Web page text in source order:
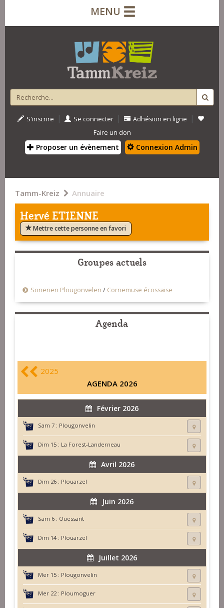
MENU
S'inscrire | Se connecter | Adhésion en ligne |
Faire un don
Proposer un évènement Connexion Admin
Tamm-Kreiz Annuaire
Hervé ETIENNE
Mettre cette personne en favori
Groupes actuels
Sonerien Plougonvelen / Cornemuse écossaise
Agenda
2025
AGENDA 2026
Février 2026
Sam 7 : Plougonvelin
Dim 15 : La Forest-Landerneau
Avril 2026
Dim 26 : Plouarzel
Juin 2026
Sam 6 : Ouessant
Dim 14 : Plouarzel
Juillet 2026
Mer 15 : Plougonvelin
Mer 22 : Ploumoguer